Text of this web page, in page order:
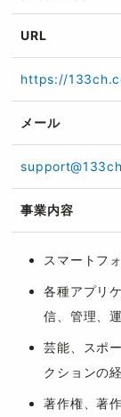
URL
https://
メール
事業内容
スマートフ
各種アプリ
信、管理、
芸能、スポ
クションの
著作権、著